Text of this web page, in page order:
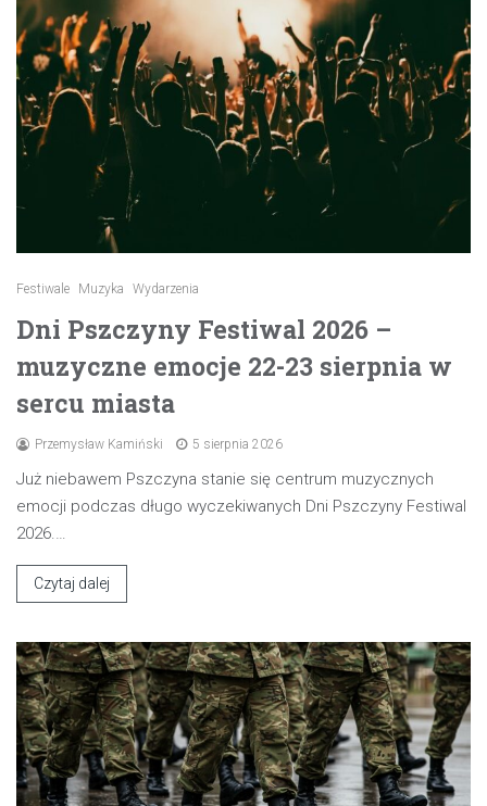
Festiwale Muzyka Wydarzenia
Dni Pszczyny Festiwal 2026 –
muzyczne emocje 22-23 sierpnia w
sercu miasta
Przemysław Kamiński 5 sierpnia 2026
Już niebawem Pszczyna stanie się centrum muzycznych
emocji podczas długo wyczekiwanych Dni Pszczyny Festiwal
2026.…
Czytaj dalej